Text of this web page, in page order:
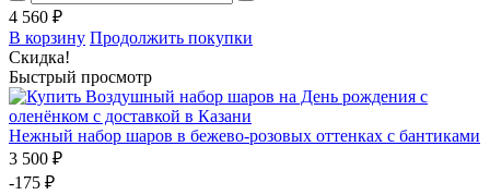
4 560 ₽
В корзину Продолжить покупки
Скидка!
Быстрый просмотр
Нежный набор шаров в бежево-розовых оттенках с бантиками
3 500 ₽
-175 ₽